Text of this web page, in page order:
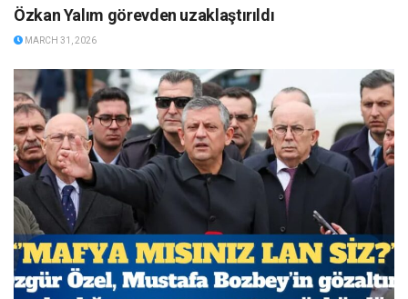
Özkan Yalım görevden uzaklaştırıldı
MARCH 31, 2026